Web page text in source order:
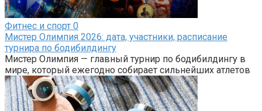
Фитнес и спорт 0
Мистер Олимпия 2026: дата, участники, расписание
турнира по бодибилдингу
Мистер Олимпия — главный турнир по бодибилдингу в
мире, который ежегодно собирает сильнейших атлетов